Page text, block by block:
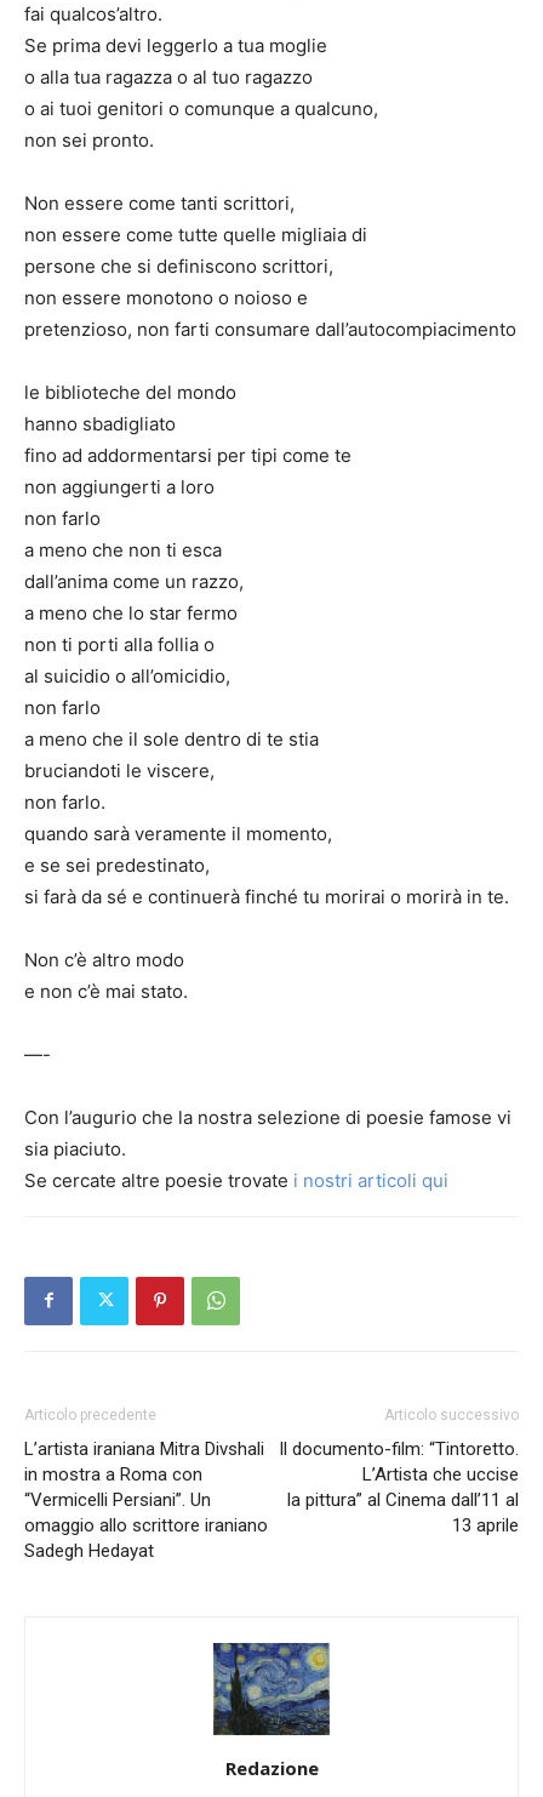
fai qualcos’altro.
Se prima devi leggerlo a tua moglie
o alla tua ragazza o al tuo ragazzo
o ai tuoi genitori o comunque a qualcuno,
non sei pronto.
Non essere come tanti scrittori,
non essere come tutte quelle migliaia di
persone che si definiscono scrittori,
non essere monotono o noioso e
pretenzioso, non farti consumare dall’autocompiacimento
le biblioteche del mondo
hanno sbadigliato
fino ad addormentarsi per tipi come te
non aggiungerti a loro
non farlo
a meno che non ti esca
dall’anima come un razzo,
a meno che lo star fermo
non ti porti alla follia o
al suicidio o all’omicidio,
non farlo
a meno che il sole dentro di te stia
bruciandoti le viscere,
non farlo.
quando sarà veramente il momento,
e se sei predestinato,
si farà da sé e continuerà finché tu morirai o morirà in te.
Non c’è altro modo
e non c’è mai stato.
—-
Con l’augurio che la nostra selezione di poesie famose vi
sia piaciuto.
Se cercate altre poesie trovate i nostri articoli qui
Articolo precedente
L’artista iraniana Mitra Divshali
in mostra a Roma con
“Vermicelli Persiani”. Un
omaggio allo scrittore iraniano
Sadegh Hedayat
Articolo successivo
Il documento-film: “Tintoretto.
L’Artista che uccise
la pittura” al Cinema dall’11 al
13 aprile
Redazione